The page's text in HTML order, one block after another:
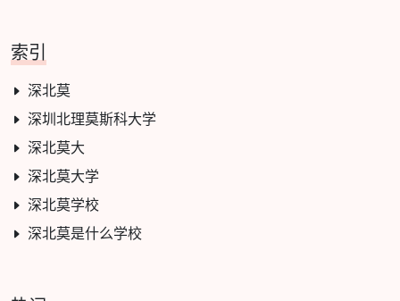
索引
深北莫
深圳北理莫斯科大学
深北莫大
深北莫大学
深北莫学校
深北莫是什么学校